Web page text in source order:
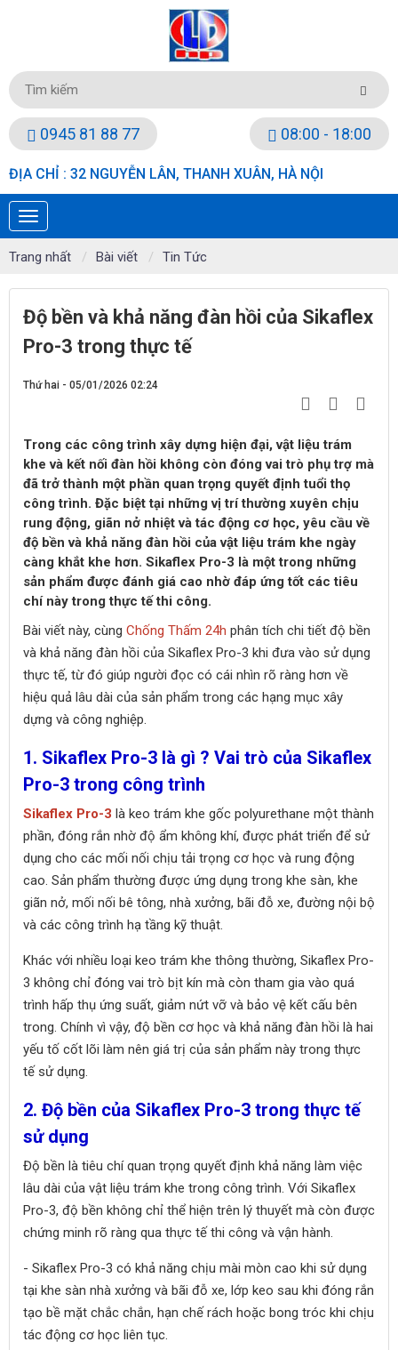
0945 81 88 77 08:00 - 18:00
ĐỊA CHỈ : 32 NGUYỄN LÂN, THANH XUÂN, HÀ NỘI
Trang nhất Bài viết Tin Tức
Độ bền và khả năng đàn hồi của Sikaflex
Pro-3 trong thực tế
Thứ hai - 05/01/2026 02:24
Trong các công trình xây dựng hiện đại, vật liệu trám
khe và kết nối đàn hồi không còn đóng vai trò phụ trợ mà
đã trở thành một phần quan trọng quyết định tuổi thọ
công trình. Đặc biệt tại những vị trí thường xuyên chịu
rung động, giãn nở nhiệt và tác động cơ học, yêu cầu về
độ bền và khả năng đàn hồi của vật liệu trám khe ngày
càng khắt khe hơn. Sikaflex Pro-3 là một trong những
sản phẩm được đánh giá cao nhờ đáp ứng tốt các tiêu
chí này trong thực tế thi công.
Bài viết này, cùng Chống Thấm 24h phân tích chi tiết độ bền
và khả năng đàn hồi của Sikaflex Pro-3 khi đưa vào sử dụng
thực tế, từ đó giúp người đọc có cái nhìn rõ ràng hơn về
hiệu quả lâu dài của sản phẩm trong các hạng mục xây
dựng và công nghiệp.
1. Sikaflex Pro-3 là gì ? Vai trò của Sikaflex
Pro-3 trong công trình
Sikaflex Pro-3 là keo trám khe gốc polyurethane một thành
phần, đóng rắn nhờ độ ẩm không khí, được phát triển để sử
dụng cho các mối nối chịu tải trọng cơ học và rung động
cao. Sản phẩm thường được ứng dụng trong khe sàn, khe
giãn nở, mối nối bê tông, nhà xưởng, bãi đỗ xe, đường nội bộ
và các công trình hạ tầng kỹ thuật.
Khác với nhiều loại keo trám khe thông thường, Sikaflex Pro-
3 không chỉ đóng vai trò bịt kín mà còn tham gia vào quá
trình hấp thụ ứng suất, giảm nứt vỡ và bảo vệ kết cấu bên
trong. Chính vì vậy, độ bền cơ học và khả năng đàn hồi là hai
yếu tố cốt lõi làm nên giá trị của sản phẩm này trong thực
tế sử dụng.
2. Độ bền của Sikaflex Pro-3 trong thực tế
sử dụng
Độ bền là tiêu chí quan trọng quyết định khả năng làm việc
lâu dài của vật liệu trám khe trong công trình. Với Sikaflex
Pro-3, độ bền không chỉ thể hiện trên lý thuyết mà còn được
chứng minh rõ ràng qua thực tế thi công và vận hành.
- Sikaflex Pro-3 có khả năng chịu mài mòn cao khi sử dụng
tại khe sàn nhà xưởng và bãi đỗ xe, lớp keo sau khi đóng rắn
tạo bề mặt chắc chắn, hạn chế rách hoặc bong tróc khi chịu
tác động cơ học liên tục.